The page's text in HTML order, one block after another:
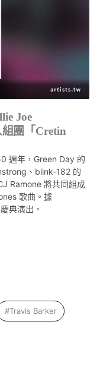
Joe
團「Cretin
週年，Green Day 的
、blink-182 的
Ramone 將共同組成
歌曲。據
典演出。
#Travis Barker